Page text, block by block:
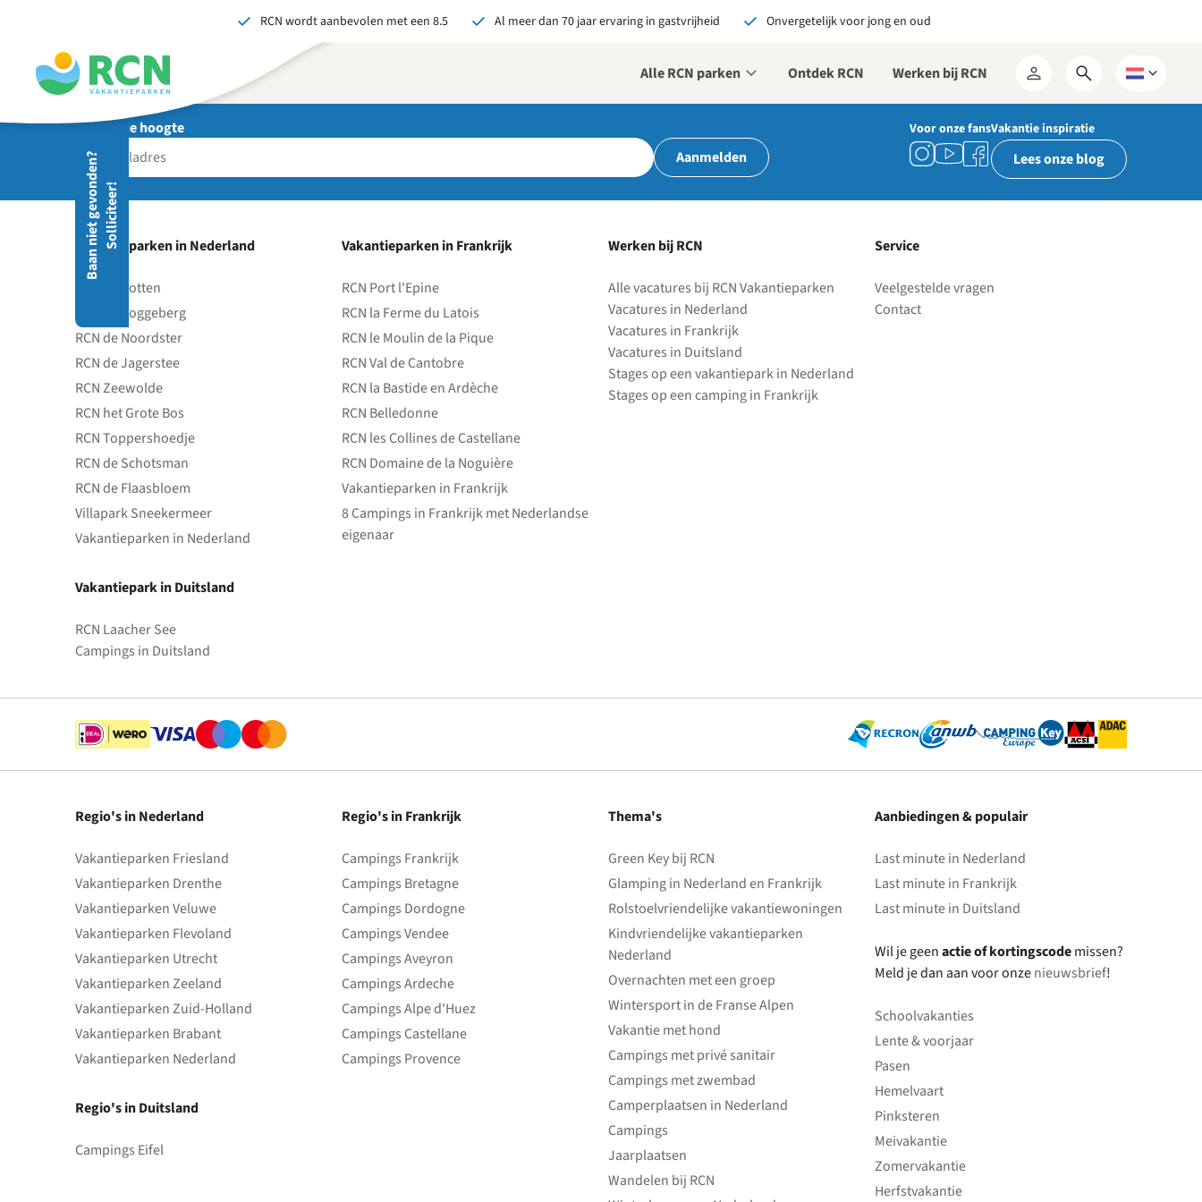
hoofdnavigatie
hoofdinhoud
voettekstinhoud
RCN wordt aanbevolen met een 8.5 Al meer dan 70 jaar ervaring in gastvrijheid Onvergetelijk voor jong en oud
Alle RCN parken Ontdek RCN Werken bij RCN
Mijn
RCN
Open
zoekformulier
Kies
een
B
a
a
n
n
i
e
t
g
e
v
on
d
e
n
?
S
o
l
l
i
c
i
t
e
e
r!
Wij zijn altijd op zoek naar
gedreven en enthousiaste
versterken!
Blijf op de hoogte
Aanmelden
Voor onze fansVakantie inspiratie
Lees onze blog
Vakantieparken in Nederland
RCN de Potten
RCN de Roggeberg
RCN de Noordster
RCN de Jagerstee
RCN Zeewolde
RCN het Grote Bos
RCN Toppershoedje
RCN de Schotsman
RCN de Flaasbloem
Villapark Sneekermeer
Vakantieparken in Nederland
Vakantiepark in Duitsland
RCN Laacher See
Campings in Duitsland
Vakantieparken in Frankrijk
RCN Port l'Epine
RCN la Ferme du Latois
RCN le Moulin de la Pique
RCN Val de Cantobre
RCN la Bastide en Ardèche
RCN Belledonne
RCN les Collines de Castellane
RCN Domaine de la Noguière
Vakantieparken in Frankrijk
8 Campings in Frankrijk met Nederlandse
eigenaar
Werken bij RCN
Alle vacatures bij RCN Vakantieparken
Vacatures in Nederland
Vacatures in Frankrijk
Vacatures in Duitsland
Stages op een vakantiepark in Nederland
Stages op een camping in Frankrijk
Service
Veelgestelde vragen
Contact
Regio's in Nederland
Vakantieparken Friesland
Vakantieparken Drenthe
Vakantieparken Veluwe
Vakantieparken Flevoland
Vakantieparken Utrecht
Vakantieparken Zeeland
Vakantieparken Zuid-Holland
Vakantieparken Brabant
Vakantieparken Nederland
Regio's in Duitsland
Campings Eifel
Regio's in Frankrijk
Campings Frankrijk
Campings Bretagne
Campings Dordogne
Campings Vendee
Campings Aveyron
Campings Ardeche
Campings Alpe d'Huez
Campings Castellane
Campings Provence
Thema's
Green Key bij RCN
Glamping in Nederland en Frankrijk
Rolstoelvriendelijke vakantiewoningen
Kindvriendelijke vakantieparken
Nederland
Overnachten met een groep
Wintersport in de Franse Alpen
Vakantie met hond
Campings met privé sanitair
Campings met zwembad
Camperplaatsen in Nederland
Campings
Jaarplaatsen
Wandelen bij RCN
Aanbiedingen & populair
Last minute in Nederland
Last minute in Frankrijk
Last minute in Duitsland
Wil je geenactie of kortingscodemissen?
Meld je dan aan voor onzenieuwsbrief!
Schoolvakanties
Lente & voorjaar
Pasen
Hemelvaart
Pinksteren
Meivakantie
Zomervakantie
Herfstvakantie